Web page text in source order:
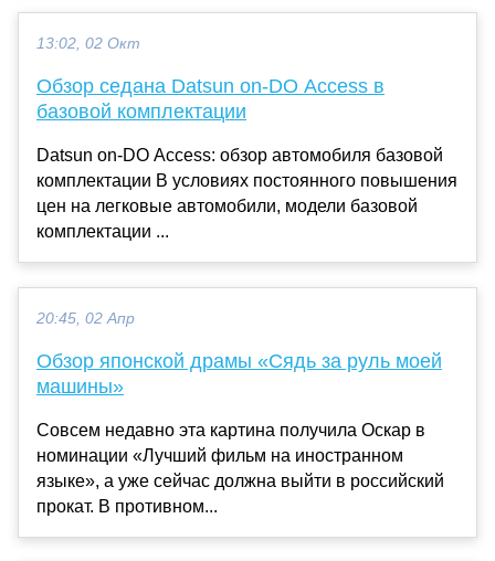
13:02, 02 Окт
Обзор седана Datsun on-DO Access в
базовой комплектации
Datsun on-DO Access: обзор автомобиля базовой
комплектации В условиях постоянного повышения
цен на легковые автомобили, модели базовой
комплектации ...
20:45, 02 Апр
Обзор японской драмы «Сядь за руль моей
машины»
Совсем недавно эта картина получила Оскар в
номинации «Лучший фильм на иностранном
языке», а уже сейчас должна выйти в российский
прокат. В противном...